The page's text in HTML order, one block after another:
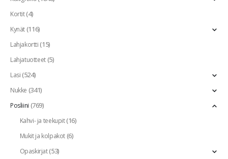
Kortit(4)
Kynät(116)
Lahjakortti(15)
Lahjatuotteet(5)
Lasi(524)
Nukke (341)
Posliini (769)
Kahvi- ja teekupit(16)
Mukit ja kolpakot(6)
Opaskirjat(53)